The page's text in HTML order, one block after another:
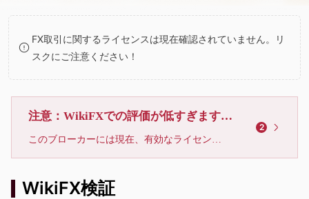
6
7
8
9
4
5
6
7
5
6
7
8
FX取引に関するライセンスは現在確認されていません。リ
スクにご注意ください！
注意：WikiFXでの評価が低すぎます、利用しないでください
このブローカーには現在、有効なライセンスが確認されていません。リスクにご注意下さい！
2
WikiFX検証